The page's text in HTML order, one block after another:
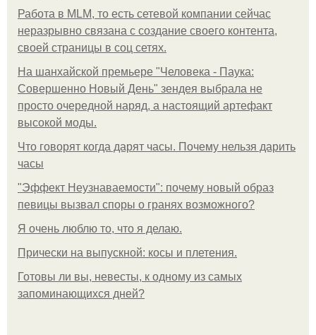
Работа в MLM, то есть сетевой компании сейчас
неразрывно связана с создание своего контента,
своей страницы в соц сетях.
На шанхайской премьере "Человека - Паука:
Совершенно Новый День" зендея выбрала не
просто очередной наряд, а настоящий артефакт
высокой моды.
Что говорят когда дарят часы. Почему нельзя дарить
часы
"Эффект Неузнаваемости": почему новый образ
певицы вызвал споры о гранях возможного?
Я очень люблю то, что я делаю.
Прически на выпускной: косы и плетения.
Готовы ли вы, невесты, к одному из самых
запоминающихся дней?